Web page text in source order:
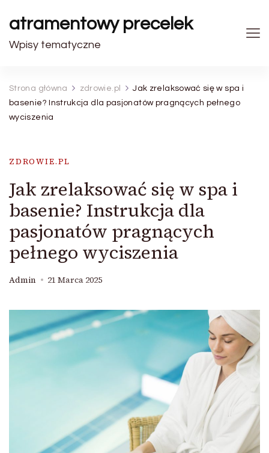
atramentowy precelek
Wpisy tematyczne
Strona główna zdrowie.pl
Jak zrelaksować się w spa i
basenie? Instrukcja dla pasjonatów pragnących pełnego
wyciszenia
ZDROWIE.PL
Jak zrelaksować się w spa i
basenie? Instrukcja dla
pasjonatów pragnących
pełnego wyciszenia
Admin 21 Marca 2025